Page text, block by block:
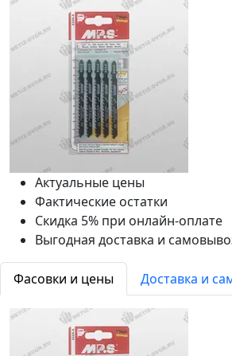
Актуальные цены
Фактические остатки
Скидка 5% при онлайн-оплате
Выгодная доставка и
Фасовки и цены Доставка и